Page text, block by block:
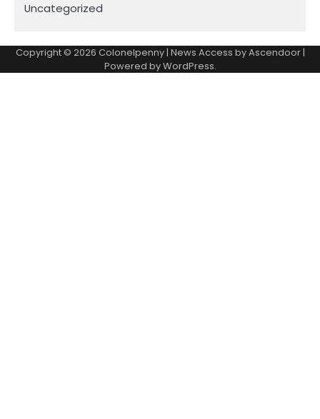
Uncategorized
Copyright © 2026 Colonelpenny| News Access byAscendoor|
Powered byWordPress.